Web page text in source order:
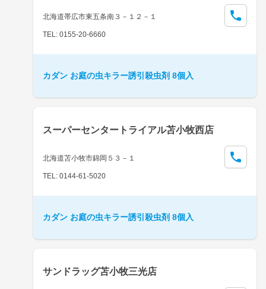
北海道帯広市東五条南３－１２－１
TEL: 0155-20-6660
カダン お庭の虫キラー誘引殺虫剤 8個入
スーパーセンタートライアル苫小牧西店
北海道苫小牧市錦岡５３－１
TEL: 0144-61-5020
カダン お庭の虫キラー誘引殺虫剤 8個入
サンドラッグ苫小牧三光店